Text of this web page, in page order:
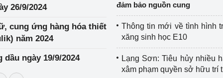
26/9/2024
cung ứng hàng hóa thiết
năm 2024
ngày 19/9/2024
đảm bảo nguồn cung
Thông tin mới về tình hình
xăng sinh học E10
Lạng Sơn: Tiêu hủy nhiều
xâm phạm quyền sở hữu trí